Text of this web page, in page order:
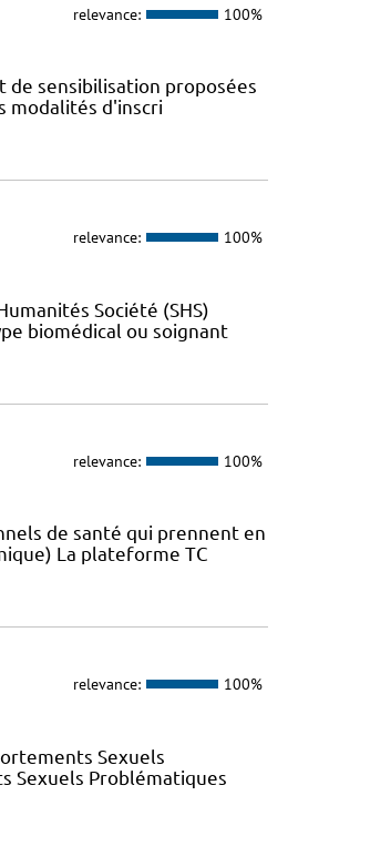
relevance: 100%
sensibilisation proposées
modalités d'inscri
relevance: 100%
Société (SHS)
biomédical ou soignant
relevance: 100%
de santé qui prennent en
La plateforme TC
relevance: 100%
Sexuels
Sexuels Problématiques